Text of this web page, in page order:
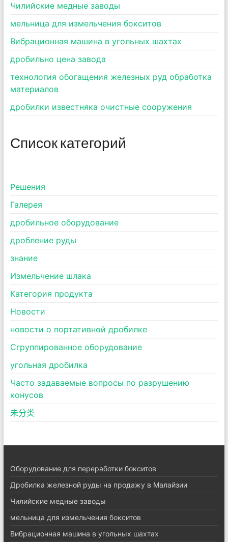
Чилийские медные заводы
мельница для измельчения бокситов
Вибрационная машина в угольных шахтах
дробильно цена завода
технология обогащения железных руд обработка
материалов
дробилки известняка очистные сооружения
Список категорий
Pешения
Галерея
дробильное оборудование
дробление руды
знание
Измельчение шлака
Категория продукта
Новости
новости о портативной дробилке
Сгруппированное оборудование
угольная дробилка
Часто задаваемые вопросы по разрушению
конусов
未分类
Оборудование для переработки бокситов
Дробилка железной руды на продажу в Малайзии
Чилийские медные заводы
мельница для измельчения бокситов
Вибрационная машина в угольных шахтах